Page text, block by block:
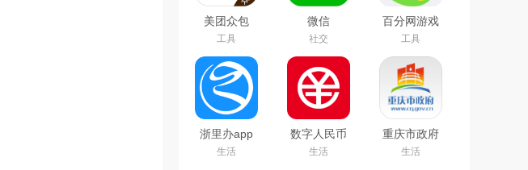
美团众包
工具
微信
WeChat
社交
百分网游戏
盒子下载
2026新版
工具
浙里办app
官方下载
2026手机版
生活
数字人民币
试点版官方
app安卓版
生活
重庆市政府
渝快办app
官方版
生活